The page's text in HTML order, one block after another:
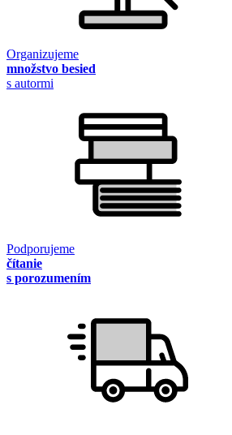
Organizujeme
množstvo besied
s autormi
Podporujeme
čítanie
s porozumením